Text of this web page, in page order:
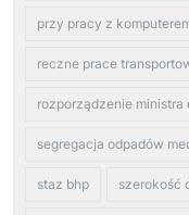
przy pracy z
reczne prace
rozporządzenie ministra
segregacja odpadów
staz bhp szerokość